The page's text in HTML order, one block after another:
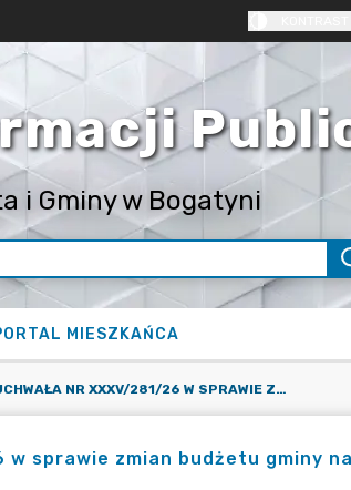
i Gminy w Bogatyni
MIESZKAŃCA
UCHWAŁA NR XXXV/281/26 W SPRAWIE ZMIAN BUDŻETU GMINY NA 2026 ROK
w sprawie zmian budżetu gminy